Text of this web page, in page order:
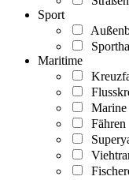
Sport
Maritime
Marine
Fähren